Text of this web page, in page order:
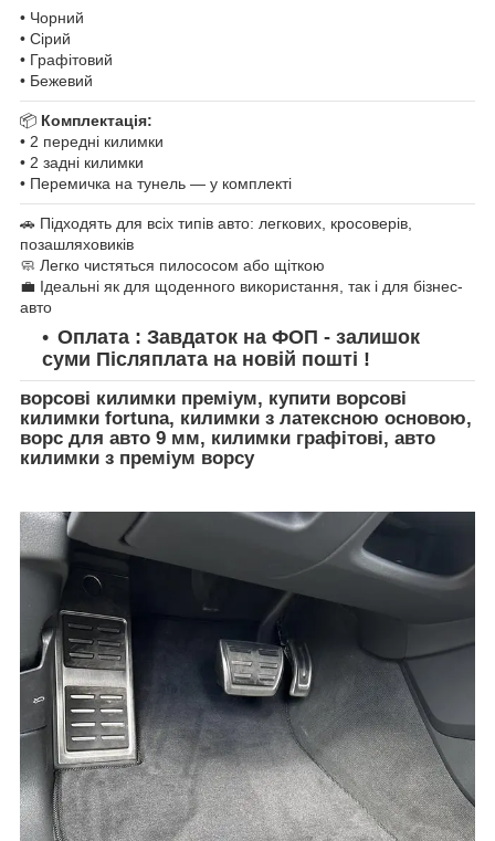
• Чорний
• Сірий
• Графітовий
• Бежевий
📦 Комплектація:
• 2 передні килимки
• 2 задні килимки
• Перемичка на тунель — у комплекті
🚗 Підходять для всіх типів авто: легкових, кросоверів,
позашляховиків
🧼 Легко чистяться пилососом або щіткою
💼 Ідеальні як для щоденного використання, так і для бізнес-
авто
Оплата : Завдаток на ФОП - залишок
суми Післяплата на новій пошті !
ворсові килимки преміум, купити ворсові
килимки fortuna, килимки з латексною основою,
ворс для авто 9 мм, килимки графітові, авто
килимки з преміум ворсу